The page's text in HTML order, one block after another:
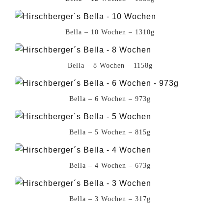
Bella – 10 Wochen – 1310g
Bella – 8 Wochen – 1158g
Bella – 6 Wochen – 973g
Bella – 5 Wochen – 815g
Bella – 4 Wochen – 673g
Bella – 3 Wochen – 317g